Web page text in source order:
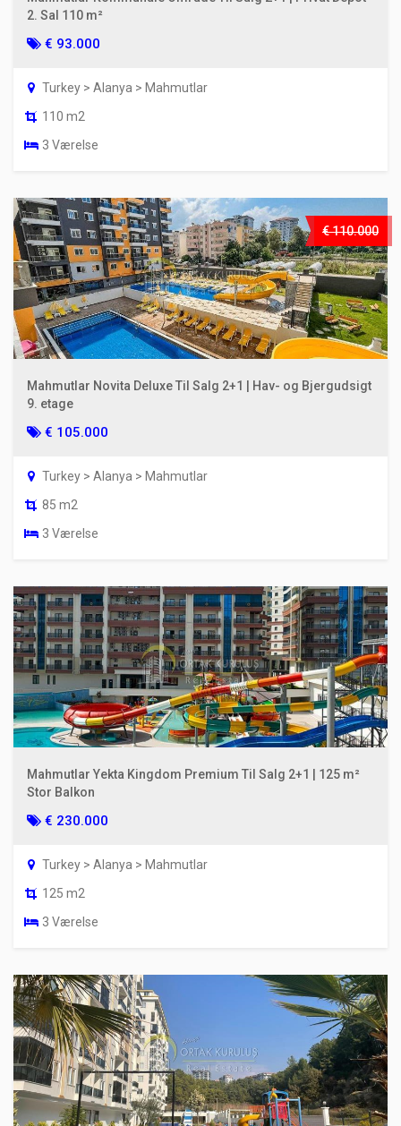
2. Sal 110 m²
€ 93.000
Turkey > Alanya > Mahmutlar
110 m2
3 Værelse
€ 110.000
Mahmutlar Novita Deluxe Til Salg 2+1 | Hav- og Bjergudsigt
9. etage
€ 105.000
Turkey > Alanya > Mahmutlar
85 m2
3 Værelse
Mahmutlar Yekta Kingdom Premium Til Salg 2+1 | 125 m²
Stor Balkon
€ 230.000
Turkey > Alanya > Mahmutlar
125 m2
3 Værelse